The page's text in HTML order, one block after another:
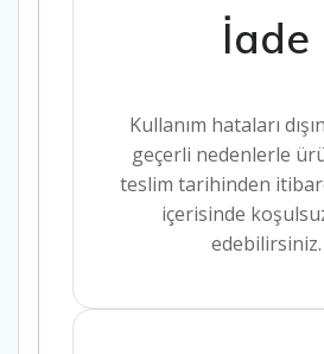
İade
Kullanım hataları
geçerli nedenlerle
teslim tarihinden
içerisinde
edebilirsiniz.